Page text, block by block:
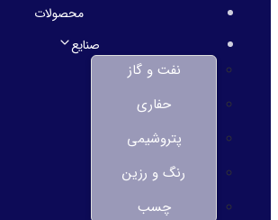
محصولات
صنایع
نفت و گاز
حفاری
پتروشیمی
رنگ و رزین
چسب